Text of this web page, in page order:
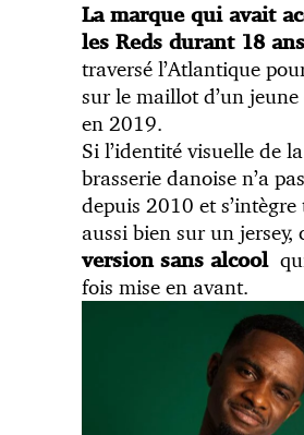
La marque qui avait
les Reds durant 18 ans
traversé l’Atlantique
sur le maillot d’un
en 2019.
Si l’identité visuelle de
brasserie danoise n’a
depuis 2010 et
aussi bien sur un jersey,
version sans alcoolqui
fois mise en avant.